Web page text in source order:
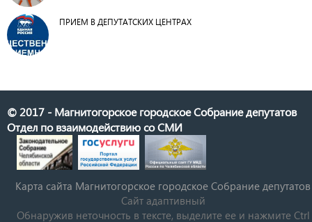
ПРИЕМ В ДЕПУТАТСКИХ ЦЕНТРАХ
© 2017 - Магнитогорское городское Собрание депутатов
Отдел по взаимодействию со СМИ
Карта сайта Магнитогорское городское Cобрание депутатов
Сайт адаптивный
Обнаружив неточность в тексте, выделите ее и нажмите Ctrl